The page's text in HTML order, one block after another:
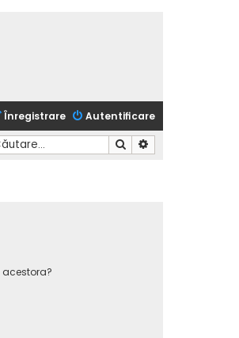
Autentificare
Înregistrare
Căutare